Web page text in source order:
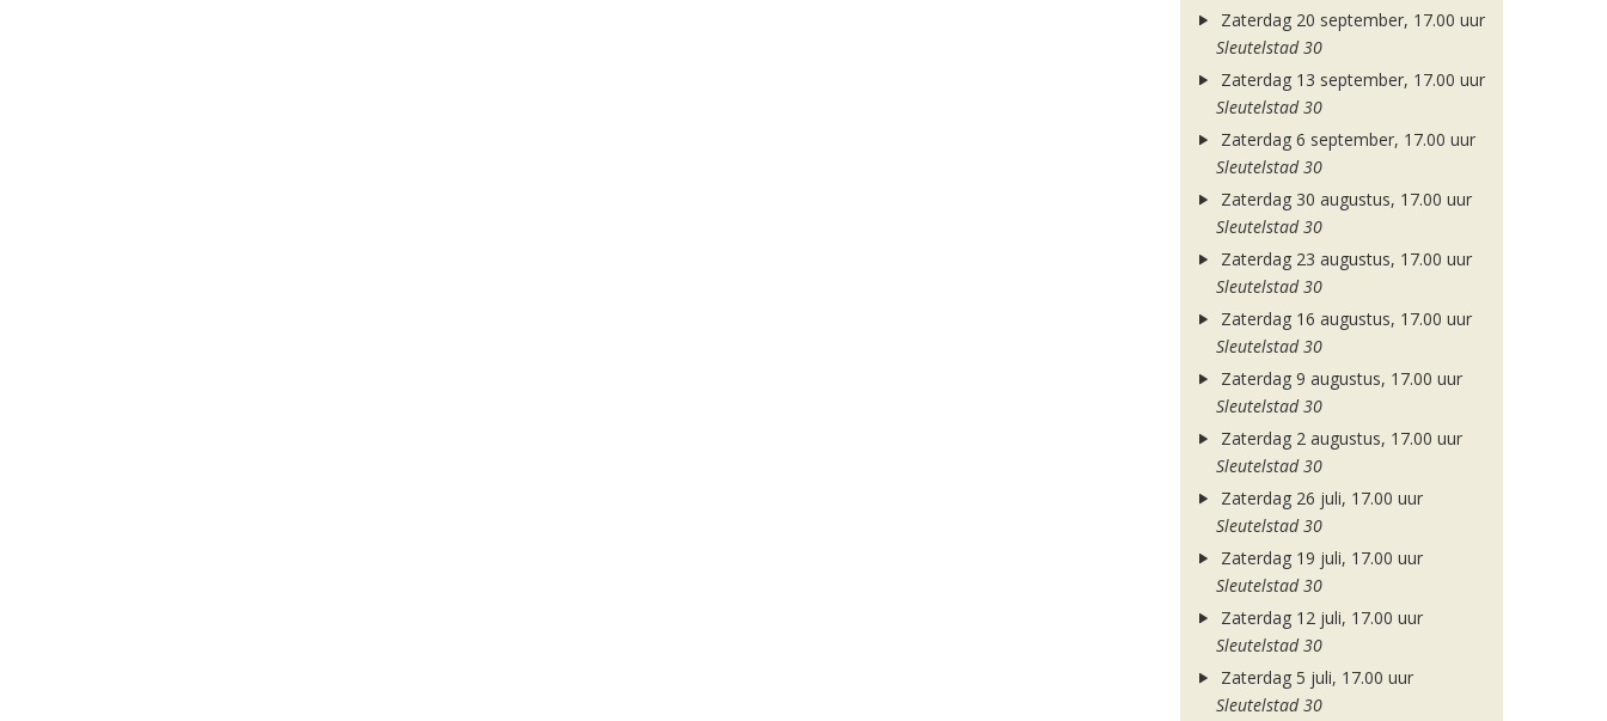
Zaterdag 20 september, 17.00 uur
Sleutelstad 30
Zaterdag 13 september, 17.00 uur
Sleutelstad 30
Zaterdag 6 september, 17.00 uur
Sleutelstad 30
Zaterdag 30 augustus, 17.00 uur
Sleutelstad 30
Zaterdag 23 augustus, 17.00 uur
Sleutelstad 30
Zaterdag 16 augustus, 17.00 uur
Sleutelstad 30
Zaterdag 9 augustus, 17.00 uur
Sleutelstad 30
Zaterdag 2 augustus, 17.00 uur
Sleutelstad 30
Zaterdag 26 juli, 17.00 uur
Sleutelstad 30
Zaterdag 19 juli, 17.00 uur
Sleutelstad 30
Zaterdag 12 juli, 17.00 uur
Sleutelstad 30
Zaterdag 5 juli, 17.00 uur
Sleutelstad 30